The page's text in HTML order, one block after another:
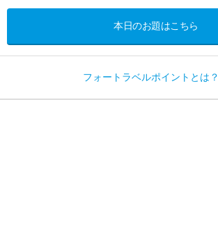
本日のお題はこちら
フォートラベルポイントとは？